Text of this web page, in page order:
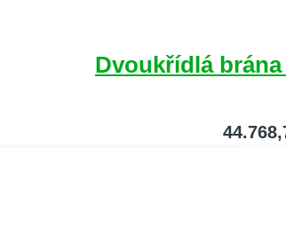
Dvoukřídlá brána